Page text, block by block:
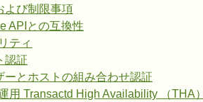
よび制限事項
APIとの互換性
ティ
認証
ーとホストの組み合わせ認証
用 Transactd High Availability （THA）